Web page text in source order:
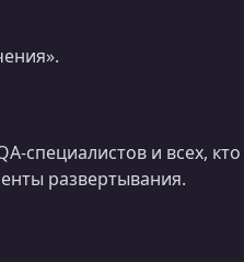
и всех, кто
развертывания.